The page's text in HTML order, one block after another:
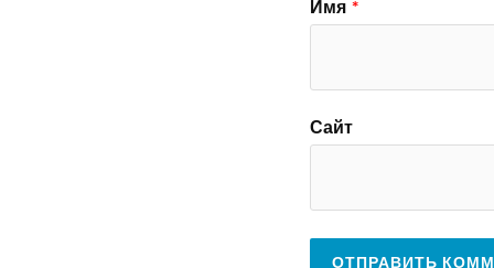
Имя *
Сайт